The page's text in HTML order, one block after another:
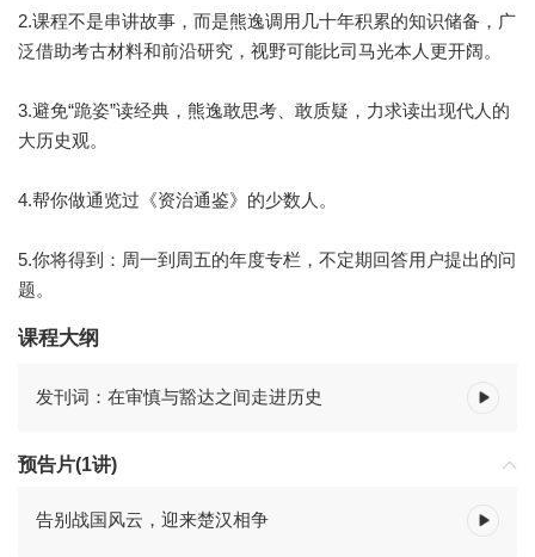
2.课程不是串讲故事，而是熊逸调用几十年积累的知识储备，广
泛借助考古材料和前沿研究，视野可能比司马光本人更开阔。
3.避免“跪姿”读经典，熊逸敢思考、敢质疑，力求读出现代人的
大历史观。
4.帮你做通览过《资治通鉴》的少数人。
5.你将得到：周一到周五的年度专栏，不定期回答用户提出的问
题。
课程大纲
发刊词：在审慎与豁达之间走进历史
预告片(1讲)
告别战国风云，迎来楚汉相争